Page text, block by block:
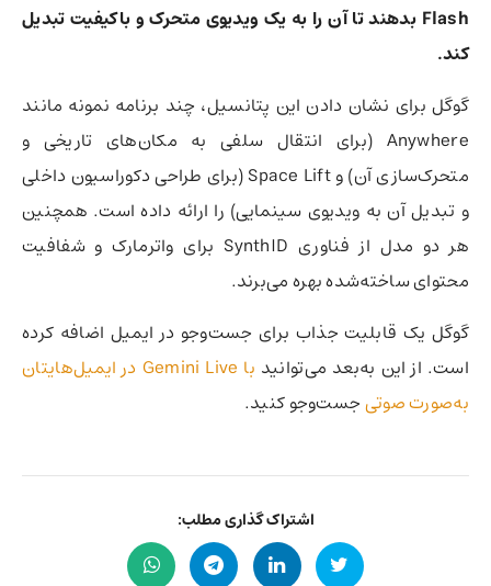
Flash بدهند تا آن را به یک ویدیوی متحرک و باکیفیت تبدیل
کند.
گوگل برای نشان دادن این پتانسیل، چند برنامه نمونه مانند
Anywhere (برای انتقال سلفی به مکان‌های تاریخی و
متحرک‌سازی آن) و Space Lift (برای طراحی دکوراسیون داخلی
و تبدیل آن به ویدیوی سینمایی) را ارائه داده است. همچنین
هر دو مدل از فناوری SynthID برای واترمارک و شفافیت
محتوای ساخته‌شده بهره می‌برند.
گوگل یک قابلیت جذاب برای جست‌وجو در ایمیل اضافه کرده
است. از این به‌بعد می‌توانید
با Gemini Live در ایمیل‌هایتان
به‌صورت صوتیجست‌وجو کنید.
اشتراک گذاری مطلب: